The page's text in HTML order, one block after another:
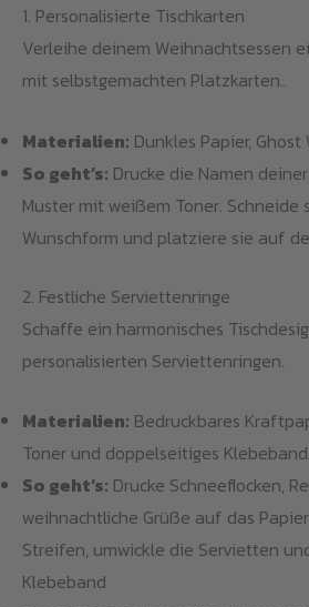
1. Personalisierte Tischkarten
Verleihe deinem Weihnachtsessen
mit selbstgemachten Platzkarten..
Materialien: Dunkles Papier, Ghost
So geht’s: Drucke die Namen
Muster mit weißem Toner. Schneide
Wunschform und platziere sie auf
2. Festliche Serviettenringe
Schaffe ein harmonisches
personalisierten Serviettenringen.
Materialien: Bedruckbares
Toner und doppelseitiges Klebeband.
So geht’s: Drucke Schneeflocken,
weihnachtliche Grüße auf das
Streifen, umwickle die Servietten
Klebeband